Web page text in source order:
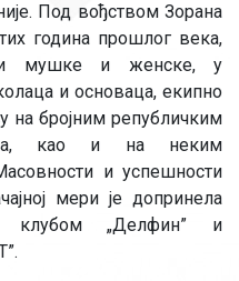
Под вођством Зорана
година прошлог века,
мушке и женске, у
и основаца, екипно
на бројним републичким
као и на неким
и успешности
мери је допринела
клубом „Делфин” и